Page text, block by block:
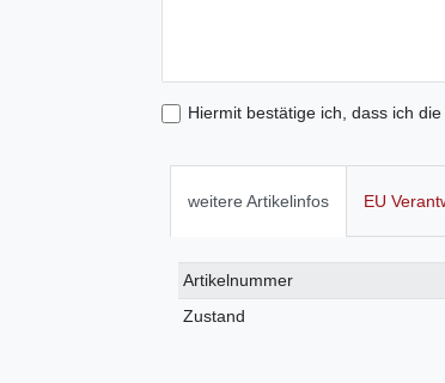
Hiermit bestätige ich, dass ich die
weitere Artikelinfos EU
Technisches
Merkmal
Wert
Artikelnummer
Zustand